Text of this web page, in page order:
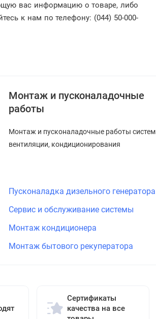
вас информацию о товаре, либо
к нам по телефону: (044) 50-000-
Монтаж и пусконаладочные
работы
Монтаж и пусконаладочные работы систем
вентиляции, кондиционирования
Пусконаладка дизельного генератора
Сервис и обслуживание системы
Монтаж кондиционера
Монтаж бытового рекуператора
Сертификаты
качества на все